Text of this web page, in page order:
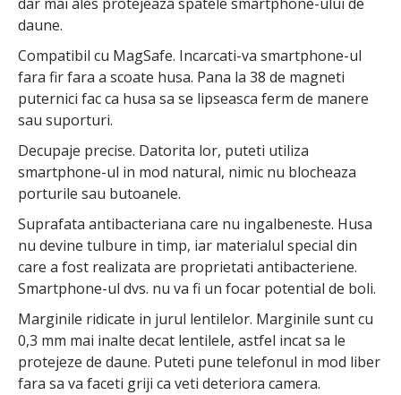
daune.
Compatibil cu MagSafe. Incarcati-va smartphone-ul
fara fir fara a scoate husa. Pana la 38 de magneti
puternici fac ca husa sa se lipseasca ferm de manere
sau suporturi.
Decupaje precise. Datorita lor, puteti utiliza
smartphone-ul in mod natural, nimic nu blocheaza
porturile sau butoanele.
Suprafata antibacteriana care nu ingalbeneste. Husa
nu devine tulbure in timp, iar materialul special din
care a fost realizata are proprietati antibacteriene.
Smartphone-ul dvs. nu va fi un focar potential de boli.
Marginile ridicate in jurul lentilelor. Marginile sunt cu
0,3 mm mai inalte decat lentilele, astfel incat sa le
protejeze de daune. Puteti pune telefonul in mod liber
fara sa va faceti griji ca veti deteriora camera.